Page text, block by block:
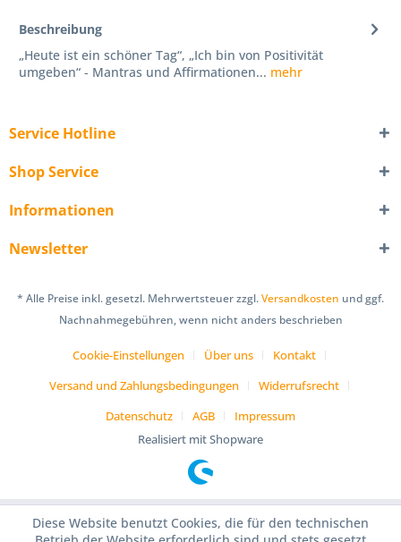
Beschreibung
„Heute ist ein schöner Tag“, „Ich bin von Positivität
umgeben“ - Mantras und Affirmationen... mehr
Service Hotline
Shop Service
Informationen
Newsletter
* Alle Preise inkl. gesetzl. Mehrwertsteuer zzgl.Versandkosten und ggf.
Nachnahmegebühren, wenn nicht anders beschrieben
Cookie-Einstellungen Über uns
Kontakt
Versand und Zahlungsbedingungen
Widerrufsrecht
Datenschutz
AGB
Impressum
Realisiert mit Shopware
Diese Website benutzt Cookies, die für den technischen